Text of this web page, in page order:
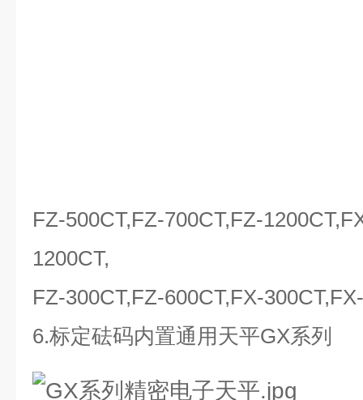
FZ-500CT,FZ-700CT,FZ-
1200CT,
FZ-300CT,FZ-600CT,FX-
6.标定砝码内置通用天平GX系列